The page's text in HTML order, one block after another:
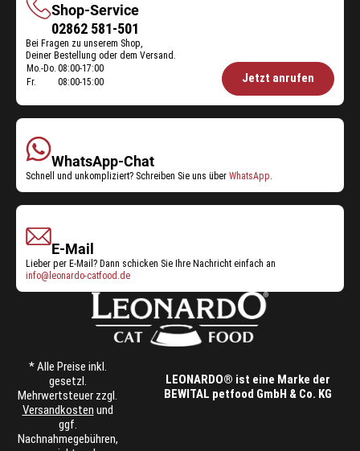
Shop-Service
Shop-
Service
02862 581-501
Bei Fragen zu unserem Shop,
Deiner Bestellung oder dem Versand.
Öffnungszeiten
Mo.-Do. 08:00-17:00
Fr.
08:00-15:00 Jetzt anrufen
WhatsApp-Chat
Schnell und unkompliziert? Schreiben Sie uns über WhatsApp.
E-Mail
Lieber per E-Mail? Dann schicken Sie Ihre Nachricht einfach an
info@leonardo-catfood.de
* Alle Preise inkl.
gesetzl.
Mehrwertsteuer zzgl.
Versandkosten und
ggf.
Nachnahmegebühren,
LEONARDO® ist eine Marke der
BEWITAL petfood GmbH & Co. KG